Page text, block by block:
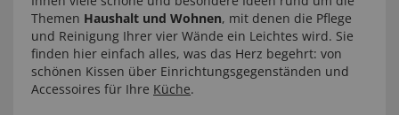
Themen Haushalt und Wohnen, mit denen die Pflege
und Reinigung Ihrer vier Wände ein Leichtes wird. Sie
finden hier einfach alles, was das Herz begehrt: von
schönen Kissen über Einrichtungsgegenständen und
Accessoires für Ihre Küche.